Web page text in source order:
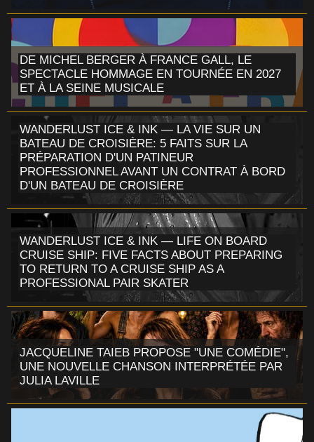
DE MICHEL BERGER À FRANCE GALL, LE
SPECTACLE HOMMAGE EN TOURNÉE EN 2027
ET À LA SEINE MUSICALE
WANDERLUST ICE & INK — LA VIE SUR UN
BATEAU DE CROISIÈRE: 5 FAITS SUR LA
PRÉPARATION D'UN PATINEUR
PROFESSIONNEL AVANT UN CONTRAT À BORD
D'UN BATEAU DE CROISIÈRE
WANDERLUST ICE & INK — LIFE ON BOARD
CRUISE SHIP: FIVE FACTS ABOUT PREPARING
TO RETURN TO A CRUISE SHIP AS A
PROFESSIONAL PAIR SKATER
JACQUELINE TAIEB PROPOSE "UNE COMÉDIE",
UNE NOUVELLE CHANSON INTERPRÉTÉE PAR
JULIA LAVILLE